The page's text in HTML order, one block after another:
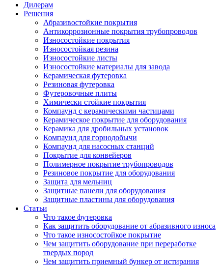
Дилерам
Решения
Абразивостойкие покрытия
Антикоррозионные покрытия трубопроводов
Износостойкие покрытия
Износостойкая резина
Износостойкие листы
Износостойкие материалы для завода
Керамическая футеровка
Резиновая футеровка
Футеровочные плиты
Химически стойкие покрытия
Компаунд с керамическими частицами
Керамическое покрытие для оборудования
Керамика для дробильных установок
Компаунд для горнодобычи
Компаунд для насосных станций
Покрытие для конвейеров
Полимерное покрытие трубопроводов
Резиновое покрытие для оборудования
Защита для мельниц
Защитные панели для оборудования
Защитные пластины для оборудования
Статьи
Что такое футеровка
Как защитить оборудование от абразивного износа
Что такое износостойкое покрытие
Чем защитить оборудование при переработке
твердых пород
Чем защитить приемный бункер от истирания